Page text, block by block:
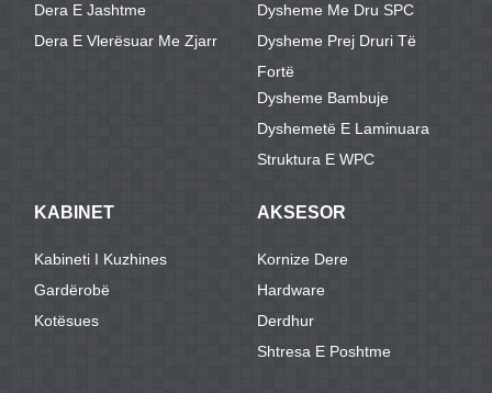
Dera E Jashtme
Dera E Vlerësuar Me Zjarr
Dysheme Me Dru SPC
Dysheme Prej Druri Të
Fortë
Dysheme Bambuje
Dyshemetë E Laminuara
Struktura E WPC
KABINET
Kabineti I Kuzhines
Gardërobë
Kotësues
AKSESOR
Kornize Dere
Hardware
Derdhur
Shtresa E Poshtme